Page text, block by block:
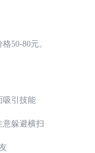
50-80元。
吸引技能
意躲避横扫